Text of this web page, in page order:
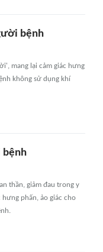
bệnh
mang lại cảm giác hưng
không sử dụng khí
bệnh
thần, giảm đau trong y
phấn, ảo giác cho